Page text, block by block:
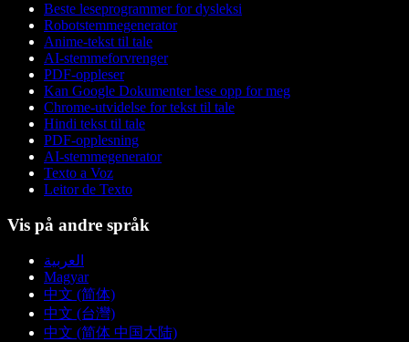
Beste leseprogrammer for dysleksi
Robotstemmegenerator
Anime-tekst til tale
AI-stemmeforvrenger
PDF-oppleser
Kan Google Dokumenter lese opp for meg
Chrome-utvidelse for tekst til tale
Hindi tekst til tale
PDF-opplesning
AI-stemmegenerator
Texto a Voz
Leitor de Texto
Vis på andre språk
العربية
Magyar
中文 (简体)
中文 (台灣)
中文 (简体 中国大陆)